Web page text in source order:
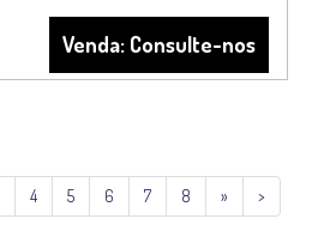
Venda: Consulte-nos
4 5 6 7 8 » >